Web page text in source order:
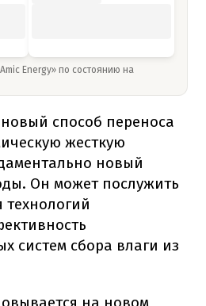
Energy» по состоянию на
способ переноса
жесткую
новый
Он может послужить
систем сбора влаги из
на новом